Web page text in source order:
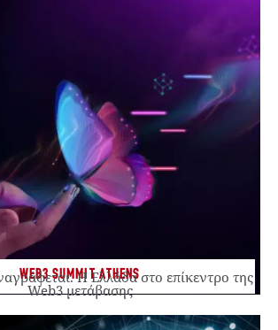
WEB3 SUMMIT ATHENS
Η Ελλάδα στο επίκεντρο της
Web3 μετάβασης